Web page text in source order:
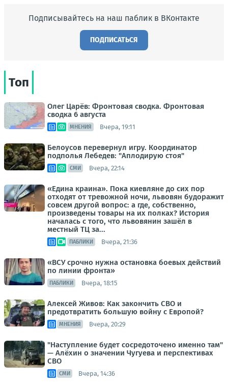
Подписывайтесь на наш паблик в ВКонтакте
ПОДПИСАТЬСЯ
Топ
Олег Царёв: Фронтовая сводка. Фронтовая
сводка 6 августа
МНЕНИЯ Вчера, 19:11
Белоусов перевернул игру. Координатор
подполья Лебедев: "Аплодирую стоя"
СМИ Вчера, 22:14
«Едина краина». Пока киевляне до сих пор
отходят от тревожной ночи, львовян будоражит
совсем другой вопрос: а где, собственно,
произведены товары на их полках? История
началась с того, что львовянин зашёл в
местный ТЦ за...
ПАБЛИКИ Вчера, 21:36
«ВСУ срочно нужна остановка боевых действий
по линии фронта»
ПАБЛИКИ Вчера, 18:15
Алексей Живов: Как закончить СВО и
предотвратить большую войну с Европой?
МНЕНИЯ Вчера, 20:29
"Наступление будет сосредоточено именно там"
— Алёхин о значении Чугуева и перспективах
СВО
СМИ Вчера, 14:36